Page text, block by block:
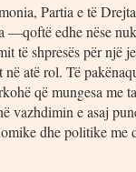
Partia e të
edhe nëse
të shpresës për
atë rol. Të
që mungesa
vazhdimin e asaj
dhe politike me